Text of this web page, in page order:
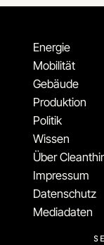
Energie
Mobilität
Gebäude
Produktion
Politik
Wissen
Über
Impressum
Datenschutz
Mediadaten